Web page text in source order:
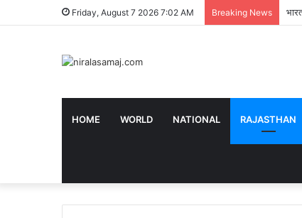
Friday, August 7 2026 7:02 AM Breaking News
HOME WORLD NATIONAL RAJASTHAN